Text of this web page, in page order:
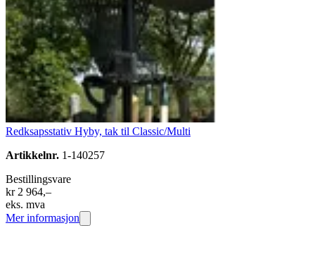
Redksapsstativ Hyby, tak til Classic/Multi
Artikkelnr. 1-140257
Bestillingsvare
kr 2 964,–
eks. mva
Mer informasjon